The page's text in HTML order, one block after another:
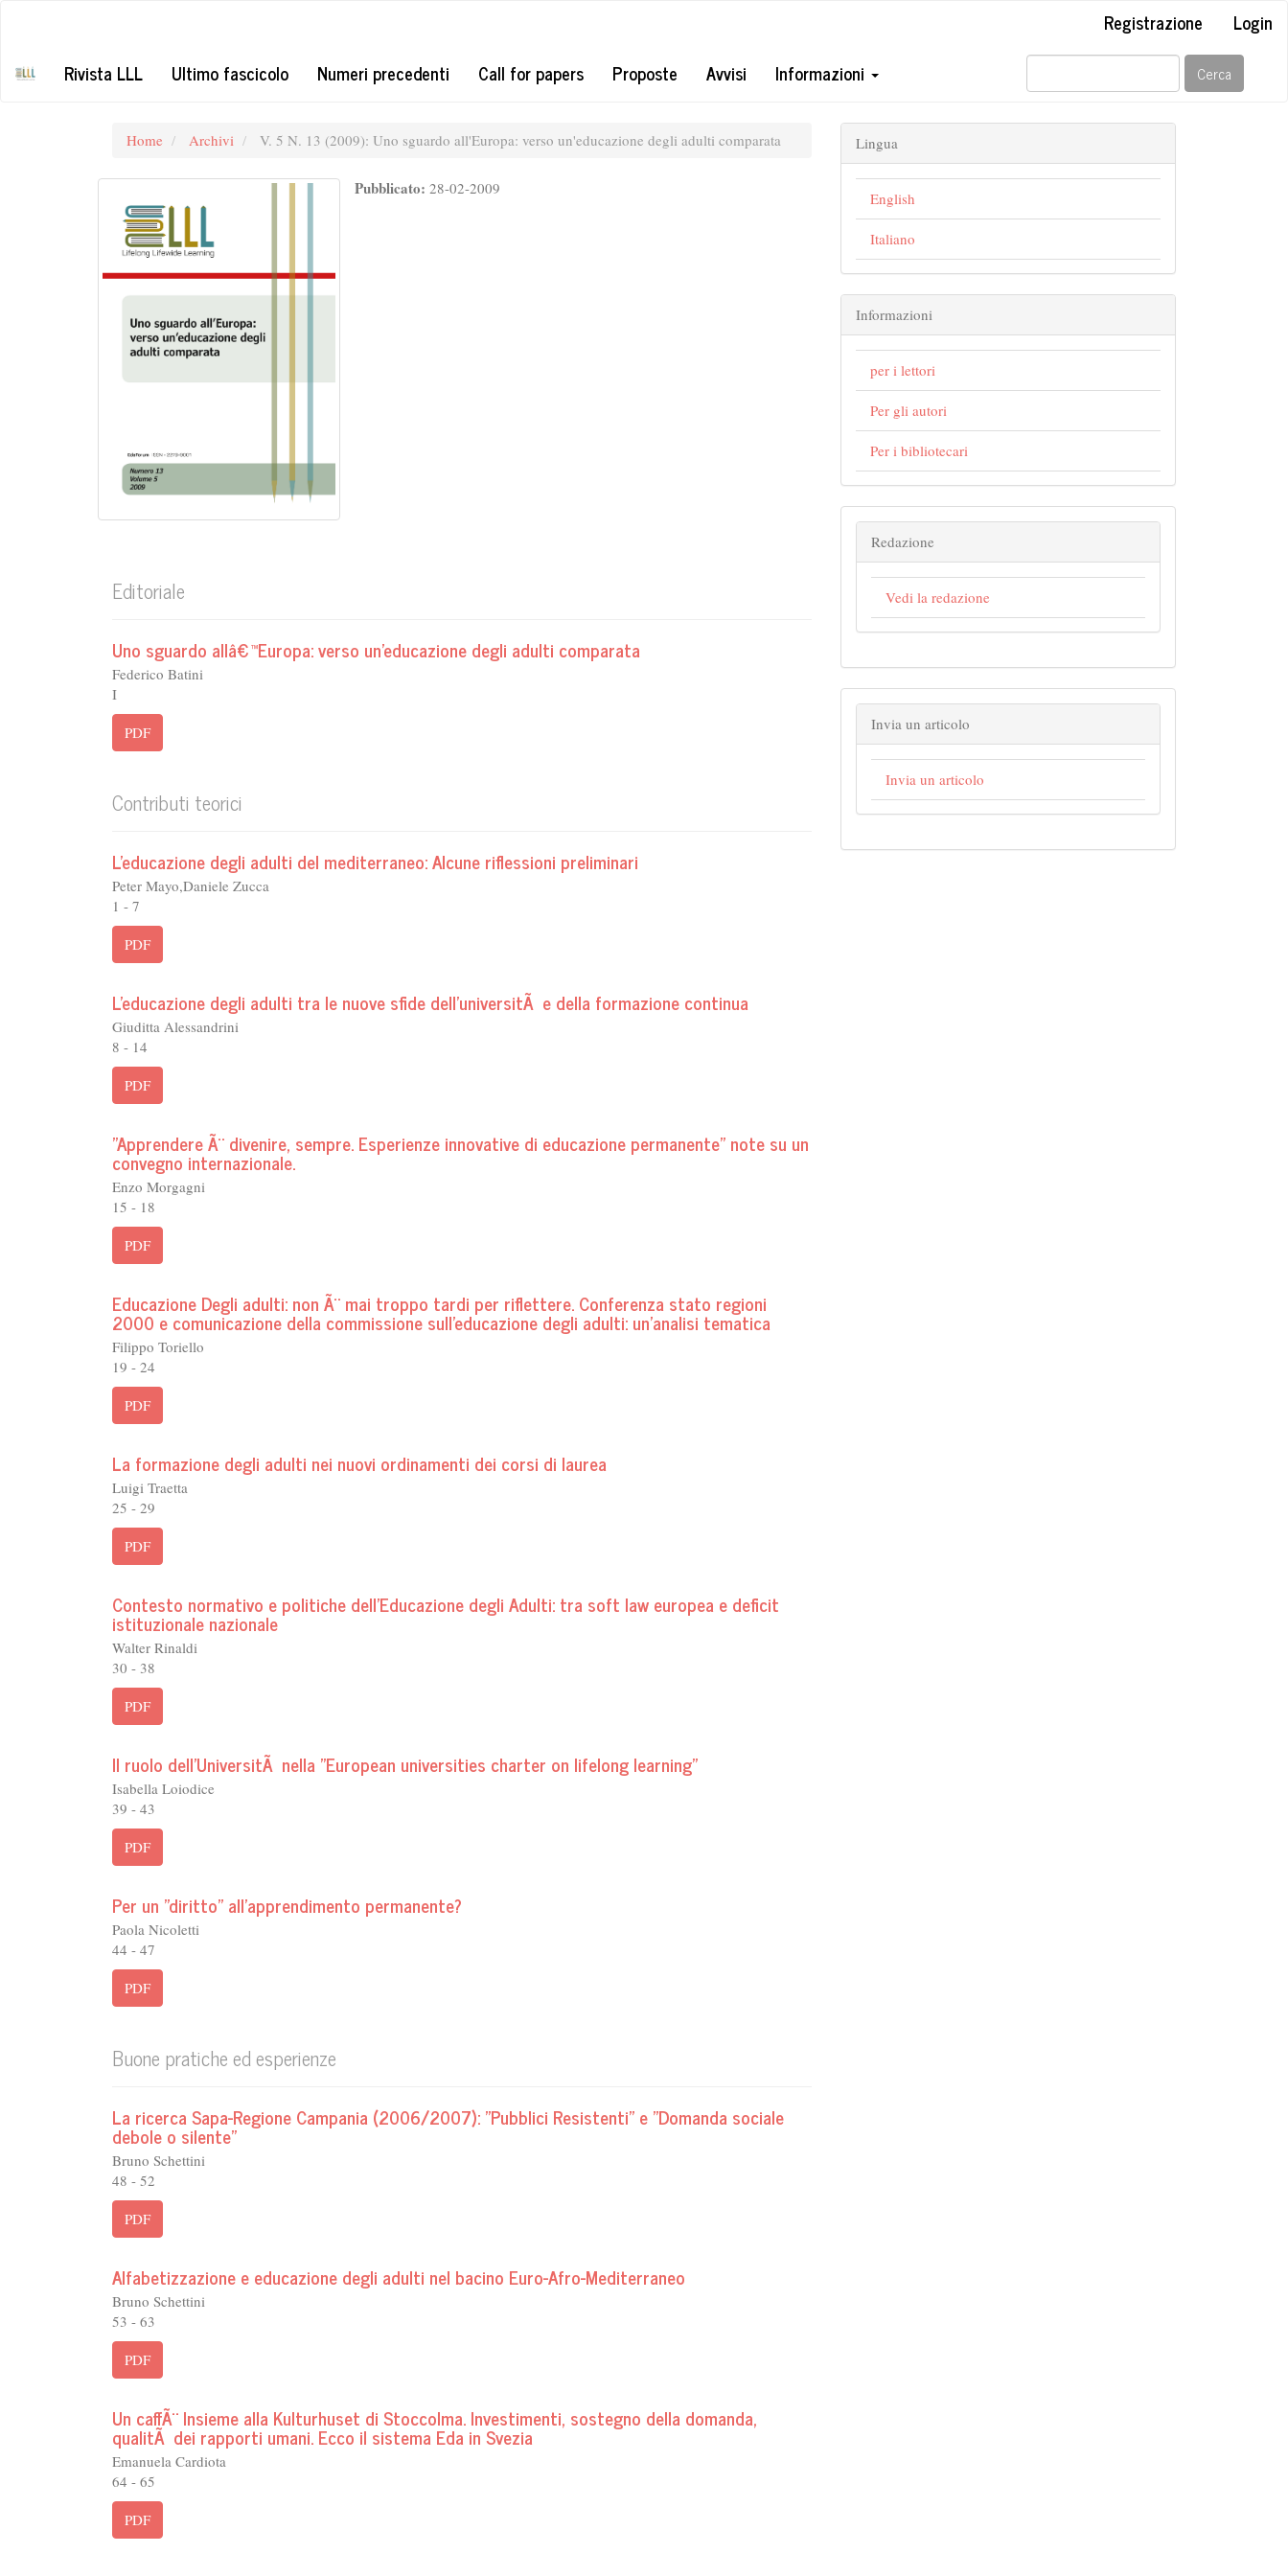
##plugins.themes.bootstrap3.accessible_menu.sidebar##
Registrazione
Login
Rivista LLL
Ultimo fascicolo Numeri precedenti Call for papers Proposte Avvisi Informazioni Cerca
Home Archivi V. 5 N. 13 (2009): Uno sguardo all'Europa: verso un'educazione degli adulti comparata
Pubblicato:28-02-2009
Editoriale
Uno sguardo allâ€™Europa: verso un'educazione degli adulti comparata
Federico Batini
I
PDF
Contributi teorici
L'educazione degli adulti del mediterraneo: Alcune riflessioni preliminari
Peter Mayo,Daniele Zucca
1 - 7
PDF
L'educazione degli adulti tra le nuove sfide dell'universitÃ e della formazione continua
Giuditta Alessandrini
8 - 14
PDF
"Apprendere Ã¨ divenire, sempre. Esperienze innovative di educazione permanente" note su un
convegno internazionale.
Enzo Morgagni
15 - 18
PDF
Educazione Degli adulti: non Ã¨ mai troppo tardi per riflettere. Conferenza stato regioni
2000 e comunicazione della commissione sull'educazione degli adulti: un'analisi tematica
Filippo Toriello
19 - 24
PDF
La formazione degli adulti nei nuovi ordinamenti dei corsi di laurea
Luigi Traetta
25 - 29
PDF
Contesto normativo e politiche dell'Educazione degli Adulti: tra soft law europea e deficit
istituzionale nazionale
Walter Rinaldi
30 - 38
PDF
Il ruolo dell'UniversitÃ nella "European universities charter on lifelong learning"
Isabella Loiodice
39 - 43
PDF
Per un "diritto" all'apprendimento permanente?
Paola Nicoletti
44 - 47
PDF
Buone pratiche ed esperienze
La ricerca Sapa-Regione Campania (2006/2007): "Pubblici Resistenti" e "Domanda sociale
debole o silente"
Bruno Schettini
48 - 52
PDF
Alfabetizzazione e educazione degli adulti nel bacino Euro-Afro-Mediterraneo
Bruno Schettini
53 - 63
PDF
Un caffÃ¨ Insieme alla Kulturhuset di Stoccolma. Investimenti, sostegno della domanda,
qualitÃ dei rapporti umani. Ecco il sistema Eda in Svezia
Emanuela Cardiota
64 - 65
PDF
Lingua
English
Italiano
Informazioni
per i lettori
Per gli autori
Per i bibliotecari
Redazione
Vedi la redazione
Invia un articolo
Invia un articolo